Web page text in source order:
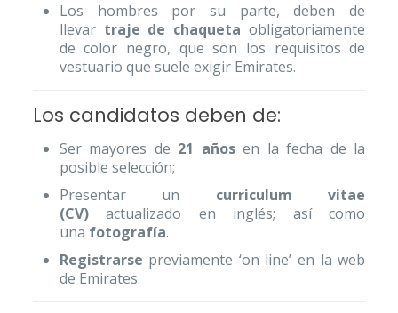
Los hombres por su parte, deben de
llevar traje de chaquetaobligatoriamente
de color negro, que son los requisitos de
vestuario que suele exigir Emirates.
Los candidatos deben de:
Ser mayores de 21 añosen la fecha de la
posible selección;
Presentar un curriculum vitae
(CV)actualizado en inglés; así como
una fotografía.
Registrarse previamente ‘on line’ en la web
de Emirates.